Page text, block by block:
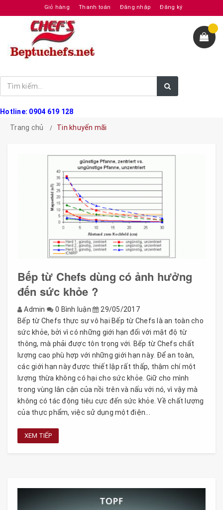
Giỏ hàng Thanh toán Đăng nhập Đăng ký
Hotline: 0904 619 128
Trang chủ
Tin khuyến mãi
Bếp từ Chefs dùng có ảnh hưởng
đến sức khỏe ?
Admin 0 Bình luận
29/05/2017
Bếp từ Chefs thực sự vô hại Bếp từ Chefs là an toàn cho
sức khỏe, bởi vì có những giới hạn đối với mật độ từ
thông, mà phải được tôn trọng với. Bếp từ Chefs chất
lượng cao phù hợp với những giới hạn này. Để an toàn,
các giới hạn này được thiết lập rất thấp, thậm chí một
lượng thừa không có hại cho sức khỏe. Giữ cho mình
trong vùng lân cận của nồi trên và nấu với nó, vì vậy mà
không có tác động tiêu cực đến sức khỏe. Về chất lượng
của thực phẩm, việc sử dụng một điện...
XEM TIẾP